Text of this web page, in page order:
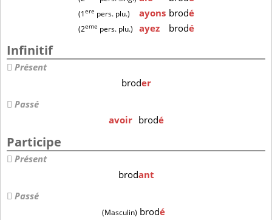
(1ere pers. plu.) ayons brodé
(2eme pers. plu.) ayez brodé
Infinitif
Présent
broder
Passé
avoir brodé
Participe
Présent
brodant
Passé
(Masculin) brodé